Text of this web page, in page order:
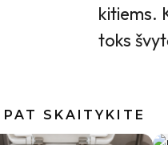
kitiems.
toks
SKAITYKITE